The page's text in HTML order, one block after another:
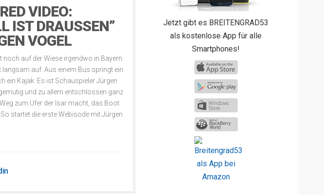
VIDEO:
IST DRAUSSEN”
VOGEL
noch auf der Wiese irgendwo in Bayern
langsam auf. Aus einem Bus springt ein
ein Kajak. Es ist Schauspieler Jürgen
und zu allem entschlossen ganz
zum Ufer der Isar macht, das Boot
startet die erste Webisode mit Jürgen
Jetzt gibt es BREITENGRAD53
als kostenlose App für alle
Smartphones!